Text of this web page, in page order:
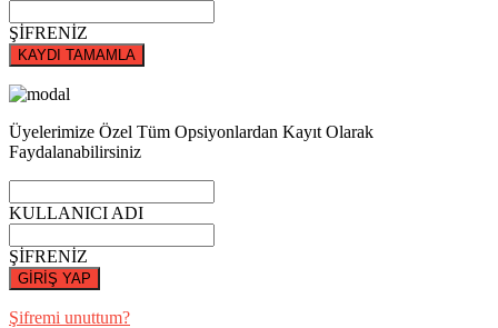
ŞİFRENİZ
KAYDI TAMAMLA
Üyelerimize Özel Tüm Opsiyonlardan Kayıt Olarak
Faydalanabilirsiniz
KULLANICI ADI
ŞİFRENİZ
GİRİŞ YAP
Şifremi unuttum?